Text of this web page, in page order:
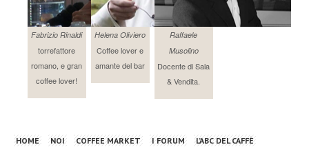
Fabrizio Rinaldi
torrefattore
romano, e gran
coffee lover!
Helena Oliviero
Coffee lover e
amante del bar
Raffaele
Musolino
Docente di Sala
& Vendita.
HOME NOI COFFEE MARKET I FORUM
L’ABC DEL CAFFÈ